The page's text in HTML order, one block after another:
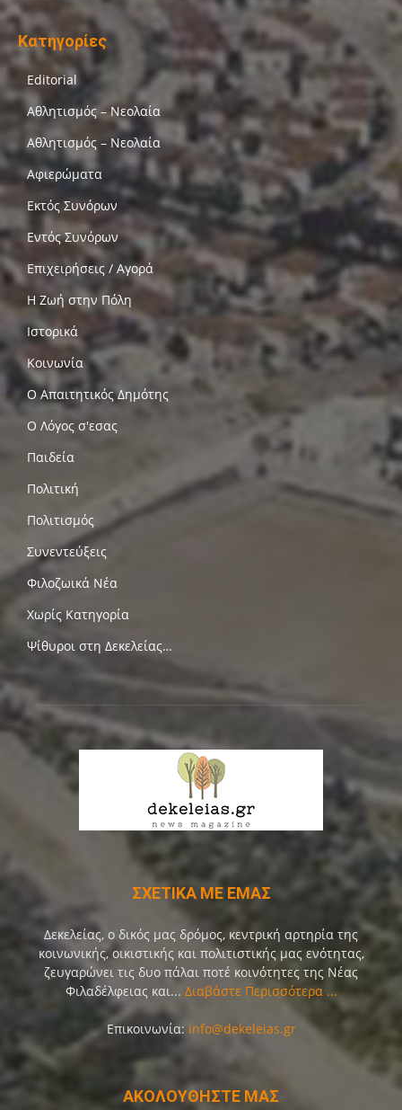
Κατηγορίες
Editorial
Αθλητισμός – Νεολαία
Αθλητισμός – Νεολαία
Αφιερώματα
Εκτός Συνόρων
Εντός Συνόρων
Επιχειρήσεις / Αγορά
Η Ζωή στην Πόλη
Ιστορικά
Κοινωνία
Ο Απαιτητικός Δημότης
Ο Λόγος σ'εσας
Παιδεία
Πολιτική
Πολιτισμός
Συνεντεύξεις
Φιλοζωικά Νέα
Χωρίς Κατηγορία
Ψίθυροι στη Δεκελείας…
ΣΧΕΤΙΚΑ ΜΕ ΕΜΑΣ
Δεκελείας, ο δικός μας δρόμος, κεντρική αρτηρία της
κοινωνικής, οικιστικής και πολιτιστικής μας ενότητας,
ζευγαρώνει τις δυο πάλαι ποτέ κοινότητες της Νέας
Φιλαδέλφειας και... Διαβάστε Περισσότερα ...
Επικοινωνία: info@dekeleias.gr
ΑΚΟΛΟΥΘΗΣΤΕ ΜΑΣ